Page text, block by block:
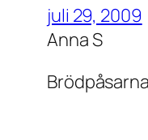
juli 29, 2009
Anna S